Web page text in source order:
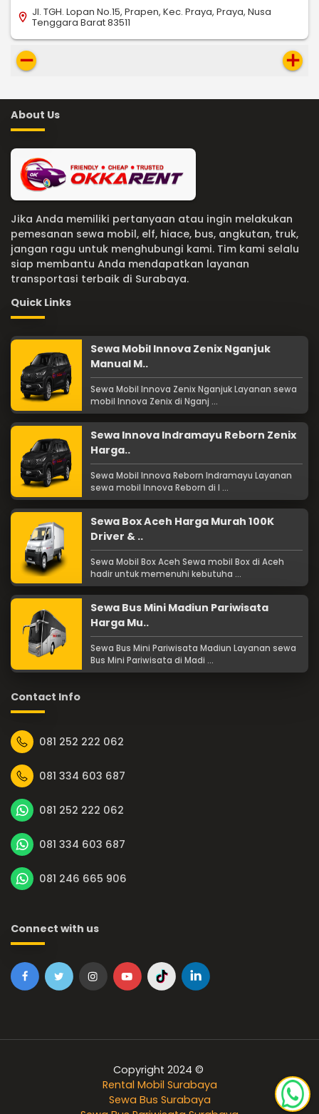
location_on Jl. TGH. Lopan No.15, Prapen, Kec. Praya, Praya, Nusa
Tenggara Barat 83511
remove add
About Us
Jika Anda memiliki pertanyaan atau ingin melakukan
pemesanan sewa mobil, elf, hiace, bus, angkutan, truk,
jangan ragu untuk menghubungi kami. Tim kami selalu
siap membantu Anda mendapatkan layanan
transportasi terbaik di Surabaya.
Quick Links
Sewa Mobil Innova Zenix Nganjuk
Manual M..
Sewa Mobil Innova Zenix Nganjuk Layanan sewa
mobil Innova Zenix di Nganj ...
Sewa Innova Indramayu Reborn Zenix
Harga..
Sewa Mobil Innova Reborn Indramayu Layanan
sewa mobil Innova Reborn di I ...
Sewa Box Aceh Harga Murah 100K
Driver & ..
Sewa Mobil Box Aceh Sewa mobil Box di Aceh
hadir untuk memenuhi kebutuha ...
Sewa Bus Mini Madiun Pariwisata
Harga Mu..
Sewa Bus Mini Pariwisata Madiun Layanan sewa
Bus Mini Pariwisata di Madi ...
Contact Info
081 252 222 062
081 334 603 687
081 252 222 062
081 334 603 687
081 246 665 906
Connect with us
Copyright 2024 ©
Rental Mobil Surabaya
Sewa Bus Surabaya